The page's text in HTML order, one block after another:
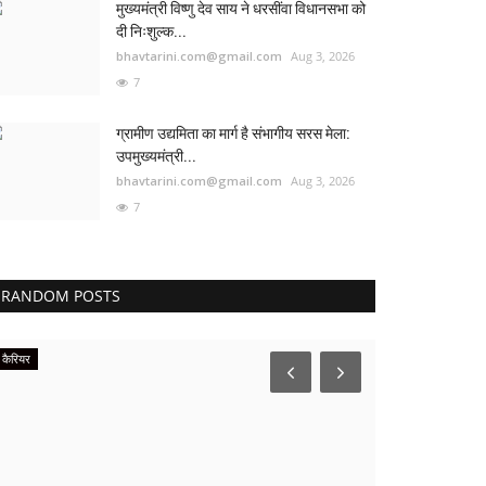
मुख्यमंत्री विष्णु देव साय ने धरसींवा विधानसभा को
दी निःशुल्क...
bhavtarini.com@gmail.com Aug 3, 2026
7
ग्रामीण उद्यमिता का मार्ग है संभागीय सरस मेला:
उपमुख्यमंत्री...
bhavtarini.com@gmail.com Aug 3, 2026
7
RANDOM POSTS
कैरियर